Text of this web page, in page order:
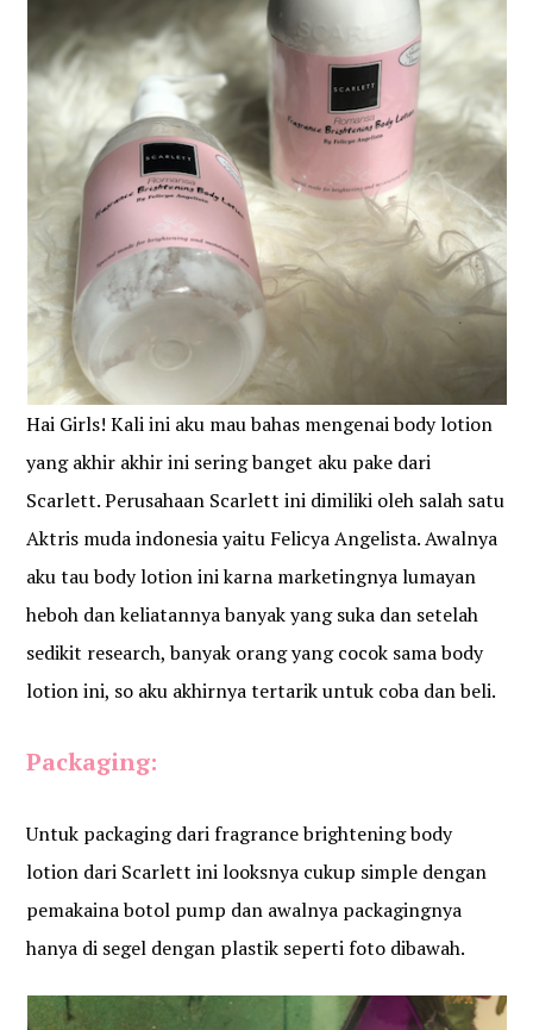
Hai Girls! Kali ini aku mau bahas mengenai body lotion
yang akhir akhir ini sering banget aku pake dari
Scarlett. Perusahaan Scarlett ini dimiliki oleh salah satu
Aktris muda indonesia yaitu Felicya Angelista. Awalnya
aku tau body lotion ini karna marketingnya lumayan
heboh dan keliatannya banyak yang suka dan setelah
sedikit research, banyak orang yang cocok sama body
lotion ini, so aku akhirnya tertarik untuk coba dan beli.
Packaging:
Untuk packaging dari fragrance brightening body
lotion dari Scarlett ini looksnya cukup simple dengan
pemakaina botol pump dan awalnya packagingnya
hanya di segel dengan plastik seperti foto dibawah.